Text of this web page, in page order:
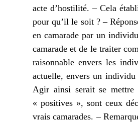
acte d’hostilité. – Cela
pour qu’il le soit ? –
en camarade par un
camarade et de le traiter
raisonnable envers les
actuelle, envers un
Agir ainsi serait se mettre
« positives », sont ceux
vrais camarades. –